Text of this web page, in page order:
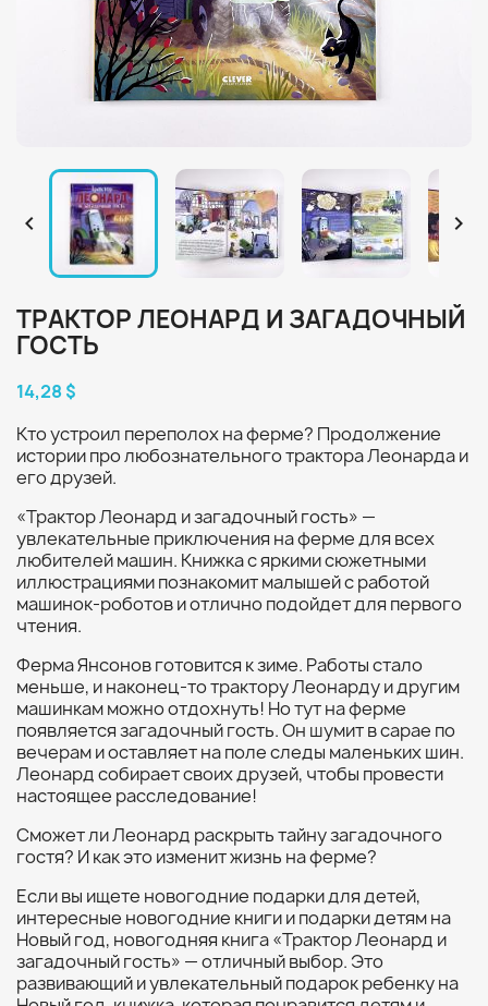
 
ТРАКТОР ЛЕОНАРД И ЗАГАДОЧНЫЙ
ГОСТЬ
14,28 $
Кто устроил переполох на ферме? Продолжение
истории про любознательного трактора Леонарда и
его друзей.
«Трактор Леонард и загадочный гость» —
увлекательные приключения на ферме для всех
любителей машин. Книжка с яркими сюжетными
иллюстрациями познакомит малышей с работой
машинок-роботов и отлично подойдет для первого
чтения.
Ферма Янсонов готовится к зиме. Работы стало
меньше, и наконец-то трактору Леонарду и другим
машинкам можно отдохнуть! Но тут на ферме
появляется загадочный гость. Он шумит в сарае по
вечерам и оставляет на поле следы маленьких шин.
Леонард собирает своих друзей, чтобы провести
настоящее расследование!
Сможет ли Леонард раскрыть тайну загадочного
гостя? И как это изменит жизнь на ферме?
Если вы ищете новогодние подарки для детей,
интересные новогодние книги и подарки детям на
Новый год, новогодняя книга «Трактор Леонард и
загадочный гость» — отличный выбор. Это
развивающий и увлекательный подарок ребенку на